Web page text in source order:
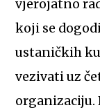
vjerojatno
koji se
ustaničkih
vezivati uz
organizaciju.